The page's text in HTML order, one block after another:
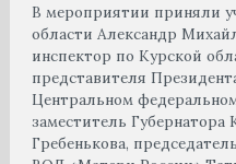
В мероприятии приняли
области Александр
инспектор по Курской
представителя
Центральном
заместитель
Гребенькова,